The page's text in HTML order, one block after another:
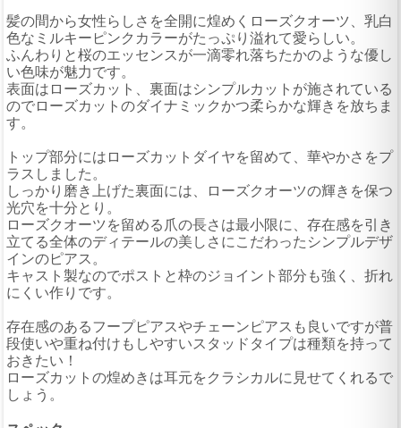
髪の間から女性らしさを全開に煌めくローズクオーツ、乳白
色なミルキーピンクカラーがたっぷり溢れて愛らしい。
ふんわりと桜のエッセンスが一滴零れ落ちたかのような優し
い色味が魅力です。
表面はローズカット、裏面はシンプルカットが施されている
のでローズカットのダイナミックかつ柔らかな輝きを放ちま
す。
トップ部分にはローズカットダイヤを留めて、華やかさをプ
ラスしました。
しっかり磨き上げた裏面には、ローズクオーツの輝きを保つ
光穴を十分とり。
ローズクオーツを留める爪の長さは最小限に、存在感を引き
立てる全体のディテールの美しさにこだわったシンプルデザ
インのピアス。
キャスト製なのでポストと枠のジョイント部分も強く、折れ
にくい作りです。
存在感のあるフープピアスやチェーンピアスも良いですが普
段使いや重ね付けもしやすいスタッドタイプは種類を持って
おきたい！
ローズカットの煌めきは耳元をクラシカルに見せてくれるで
しょう。